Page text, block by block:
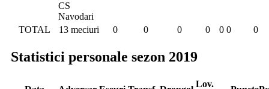
CS
Navodari
TOTAL 13 meciuri 0 0 0 0 0 0 0
Statistici personale sezon 2019
Lov.